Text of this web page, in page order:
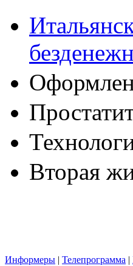
Вторая
Информеры | Телепрограмма |